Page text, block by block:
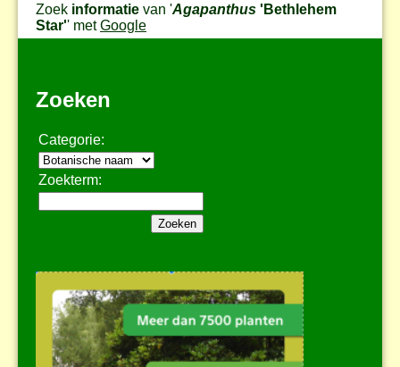
Zoek informatie van 'Agapanthus 'Bethlehem
Star'' metGoogle
Zoeken
Categorie:
Zoekterm: